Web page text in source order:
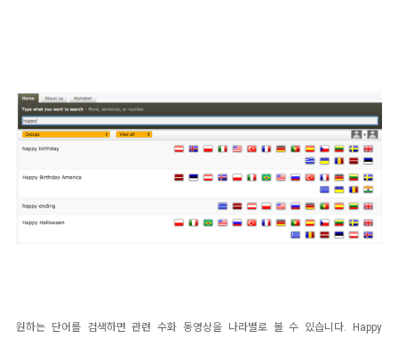
원하는 단어를 검색하면 관련 수화 동영상을 나라별로 볼 수 있습니다. Happy